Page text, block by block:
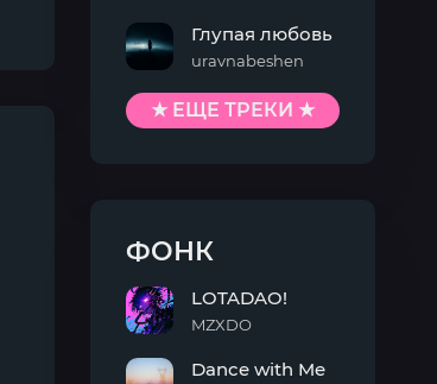
спиной
у
любовь
Глупая любовь
uravnabeshen
★ ЕЩЕ ТРЕКИ ★
ФОНК
LOTADAO!
MZXDO
Dance with Me